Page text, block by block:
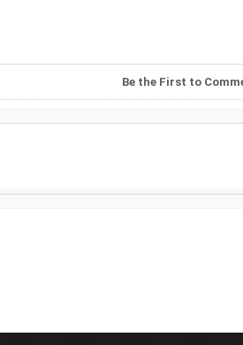
Be the First to
5.00(3